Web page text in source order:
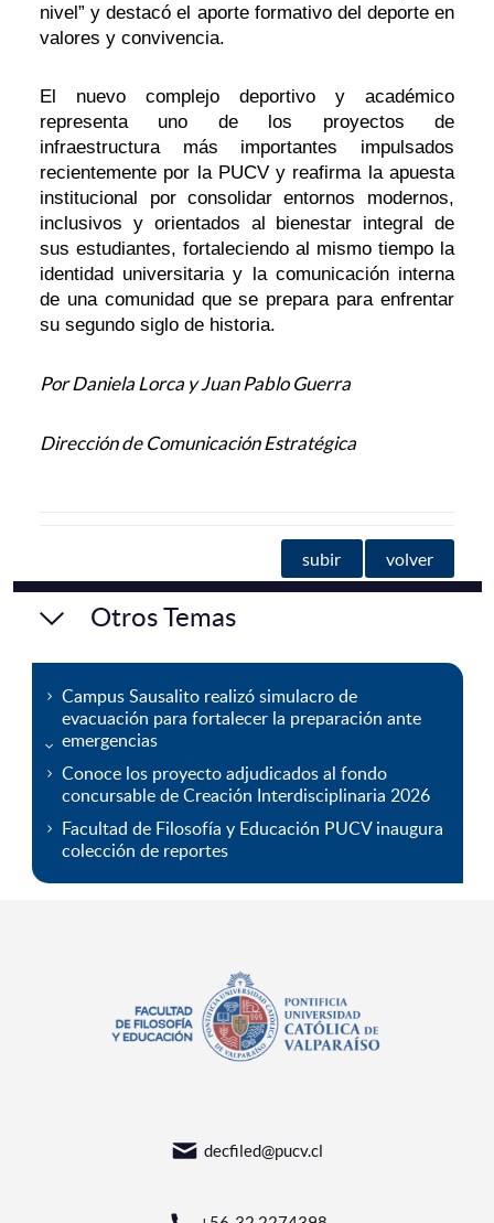
nivel” y destacó el aporte formativo del deporte en
valores y convivencia.
El nuevo complejo deportivo y académico
representa uno de los proyectos de
infraestructura más importantes impulsados
recientemente por la PUCV y reafirma la apuesta
institucional por consolidar entornos modernos,
inclusivos y orientados al bienestar integral de
sus estudiantes, fortaleciendo al mismo tiempo la
identidad universitaria y la comunicación interna
de una comunidad que se prepara para enfrentar
su segundo siglo de historia.
Por Daniela Lorca y Juan Pablo Guerra
Dirección de Comunicación Estratégica
subir volver
Otros Temas
Campus Sausalito realizó simulacro de
evacuación para fortalecer la preparación ante
emergencias
Conoce los proyecto adjudicados al fondo
concursable de Creación Interdisciplinaria 2026
Facultad de Filosofía y Educación PUCV inaugura
colección de reportes
decfiled@pucv.cl